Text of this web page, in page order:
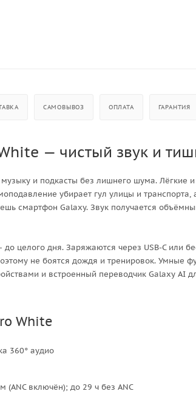
САМОВЫВОЗ ОПЛАТА ГАРАНТИЯ
— чистый звук и
и подкасты без лишнего шума. Лёгкие
убирает гул улицы и транспорта,
смартфон Galaxy. Звук получается
целого дня. Заряжаются через USB-C или
не боятся дождя и тренировок. Умные
и встроенный переводчик Galaxy AI
White
360° аудио
(ANC включён); до 29 ч без ANC